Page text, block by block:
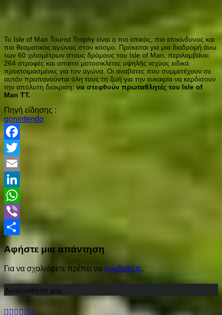
Το Isle of Man Tourist Trophy είναι ο πιο επικός, πιο επικίνδυνος και
πιο θεαματικός αγώνας στον κόσμο. Πρόκειται για μια διαδρομή άνω
των 60 χιλιομέτρων στους δρόμους του Isle of Man, περιλαμβάνει
264 στροφές και απαιτεί μοτοσικλέτες υψηλής ισχύος ειδικά
προετοιμασμένες για τον αγώνα. Οι αναβάτες που συμμετέχουν σε
αυτόν προπονούνται όλη τους τη ζωή για την ευκαιρία να κερδίσουν
την απόλυτη διάκριση: να στεφθούν πρωταθλητές του Isle of
Man TT.
Πηγή είδησης :
gonintendo
Facebook
Twitter
Email
LinkedIn
WhatsApp
Viber
Αφήστε μια απάντηση
Για να σχολιάσετε πρέπει να συνδεθείτε.
Ακολουθήστε μας